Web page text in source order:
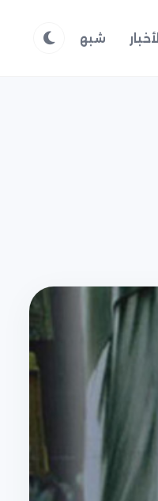
الأخبار شبهات وردود